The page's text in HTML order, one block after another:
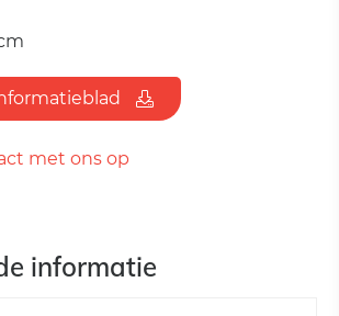
met ons op
informatie